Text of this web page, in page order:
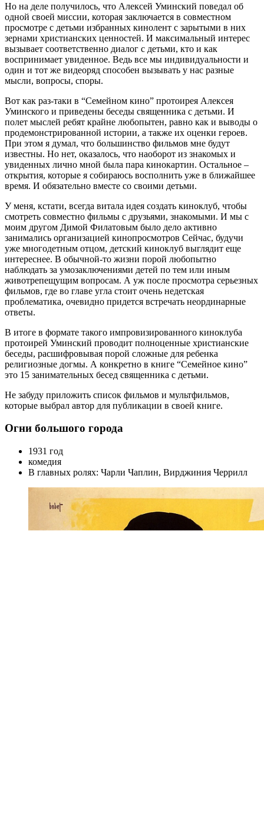
Но на деле получилось, что Алексей Уминский поведал об
одной своей миссии, которая заключается в совместном
просмотре с детьми избранных кинолент с зарытыми в них
зернами христианских ценностей. И максимальный интерес
вызывает соответственно диалог с детьми, кто и как
воспринимает увиденное. Ведь все мы индивидуальности и
один и тот же видеоряд способен вызывать у нас разные
мысли, вопросы, споры.
Вот как раз-таки в “Семейном кино” протоирея Алексея
Уминского и приведены беседы священника с детьми. И
полет мыслей ребят крайне любопытен, равно как и выводы о
продемонстрированной истории, а также их оценки героев.
При этом я думал, что большинство фильмов мне будут
известны. Но нет, оказалось, что наоборот из знакомых и
увиденных лично мной была пара кинокартин. Остальное –
открытия, которые я собираюсь восполнить уже в ближайшее
время. И обязательно вместе со своими детьми.
У меня, кстати, всегда витала идея создать киноклуб, чтобы
смотреть совместно фильмы с друзьями, знакомыми. И мы с
моим другом Димой Филатовым было дело активно
занимались организацией кинопросмотров Сейчас, будучи
уже многодетным отцом, детский киноклуб выглядит еще
интереснее. В обычной-то жизни порой любопытно
наблюдать за умозаключениями детей по тем или иным
животрепещущим вопросам. А уж после просмотра серьезных
фильмов, где во главе угла стоит очень недетская
проблематика, очевидно придется встречать неординарные
ответы.
В итоге в формате такого импровизированного киноклуба
протоирей Уминский проводит полноценные христианские
беседы, расшифровывая порой сложные для ребенка
религиозные догмы. А конкретно в книге “Семейное кино”
это 15 занимательных бесед священника с детьми.
Не забуду приложить список фильмов и мультфильмов,
которые выбрал автор для публикации в своей книге.
Огни большого города
1931 год
комедия
В главных ролях: Чарли Чаплин, Вирджиния Черрилл